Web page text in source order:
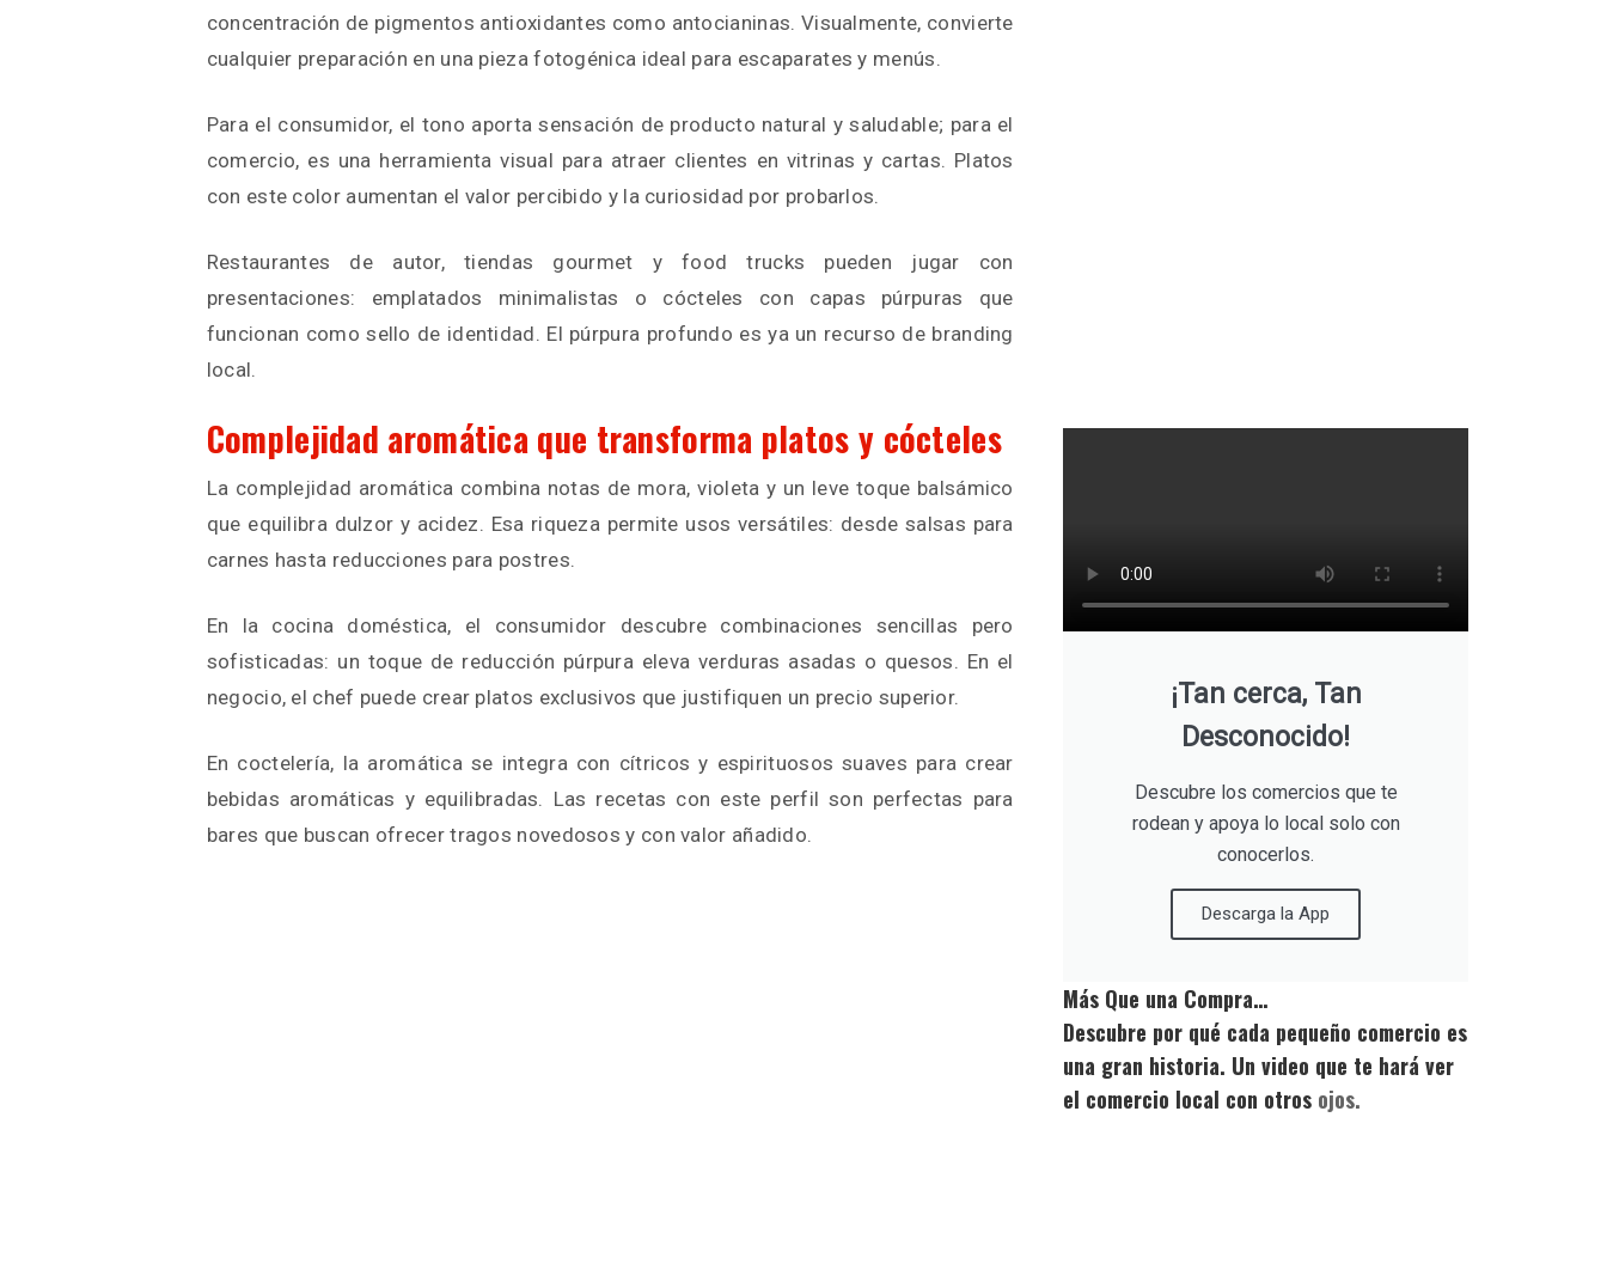
concentración de pigmentos antioxidantes como antocianinas. Visualmente, convierte
cualquier preparación en una pieza fotogénica ideal para escaparates y menús.
Para el consumidor, el tono aporta sensación de producto natural y saludable; para el
comercio, es una herramienta visual para atraer clientes en vitrinas y cartas. Platos
con este color aumentan el valor percibido y la curiosidad por probarlos.
Restaurantes de autor, tiendas gourmet y food trucks pueden jugar con
presentaciones: emplatados minimalistas o cócteles con capas púrpuras que
funcionan como sello de identidad. El púrpura profundo es ya un recurso de branding
local.
Complejidad aromática que transforma platos y cócteles
La complejidad aromática combina notas de mora, violeta y un leve toque balsámico
que equilibra dulzor y acidez. Esa riqueza permite usos versátiles: desde salsas para
carnes hasta reducciones para postres.
En la cocina doméstica, el consumidor descubre combinaciones sencillas pero
sofisticadas: un toque de reducción púrpura eleva verduras asadas o quesos. En el
negocio, el chef puede crear platos exclusivos que justifiquen un precio superior.
En coctelería, la aromática se integra con cítricos y espirituosos suaves para crear
bebidas aromáticas y equilibradas. Las recetas con este perfil son perfectas para
bares que buscan ofrecer tragos novedosos y con valor añadido.
¡Tan cerca, Tan
Desconocido!
Descubre los comercios que te
rodean y apoya lo local solo con
conocerlos.
Descarga la App
Más Que una Compra…
Descubre por qué cada pequeño comercio es
una gran historia. Un video que te hará ver
el comercio local con otros ojos.